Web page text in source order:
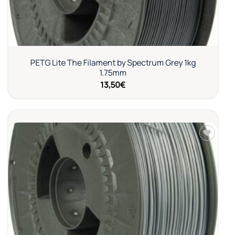
PETG Lite The Filament by Spectrum Grey 1kg
1.75mm
13,50€
Añadir
a la
lista de
deseos